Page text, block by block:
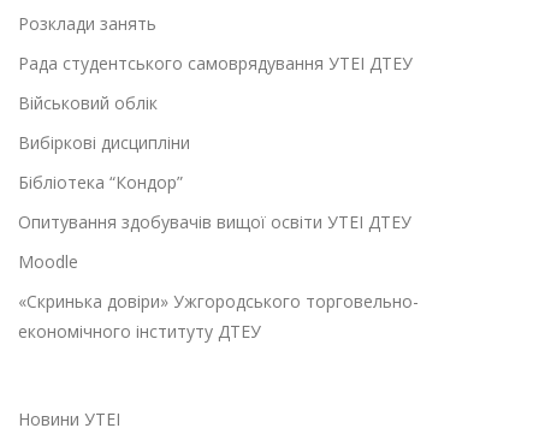
Розклади занять
Рада студентського самоврядування УТЕІ ДТЕУ
Військовий облік
Вибіркові дисципліни
Бібліотека “Кондор”
Опитування здобувачів вищої освіти УТЕІ ДТЕУ
Moodle
«Скринька довіри» Ужгородського торговельно-
економічного інституту ДТЕУ
Новини УТЕІ